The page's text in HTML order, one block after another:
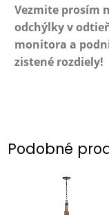
Vezmite prosím
odchýlky v
monitora a
zistené rozdiely!
Podobné